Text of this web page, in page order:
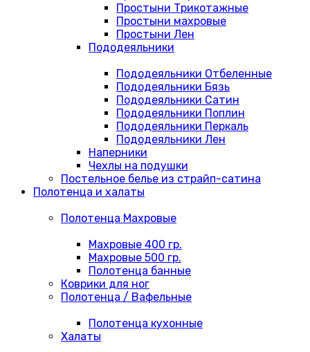
Простыни Трикотажные
Простыни махровые
Простыни Лен
Пододеяльники
Пододеяльники Отбеленные
Пододеяльники Бязь
Пододеяльники Сатин
Пододеяльники Поплин
Пододеяльники Перкаль
Пододеяльники Лен
Наперники
Чехлы на подушки
Постельное белье из страйп-сатина
Полотенца и халаты
Полотенца Махровые
Махровые 400 гр.
Махровые 500 гр.
Полотенца банные
Коврики для ног
Полотенца / Вафельные
Полотенца кухонные
Халаты